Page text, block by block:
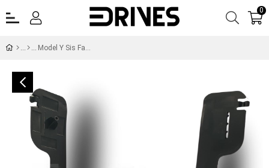
0
Model Y Sis Far Braketi Sağ 1493747-00-A